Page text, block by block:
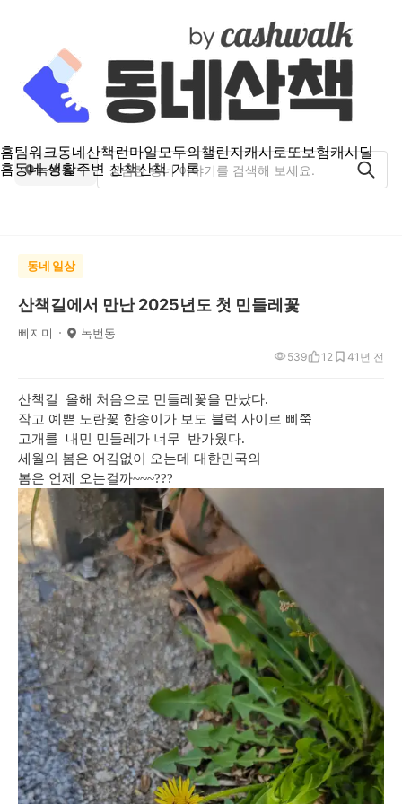
홈팀워크동네산책런마일모두의챌린지캐시로또보험캐시딜
홈동네 생활주변 산책산책 기록
녹번동
동네 일상
산책길에서 만난 2025년도 첫 민들레꽃
삐지미 녹번동
1년 전
539 12 4
산책길 올해 처음으로 민들레꽃을 만났다.
작고 예쁜 노란꽃 한송이가 보도 블럭 사이로 삐쭉
고개를 내민 민들레가 너무 반가웠다.
세월의 봄은 어김없이 오는데 대한민국의
봄은 언제 오는걸까~~~???